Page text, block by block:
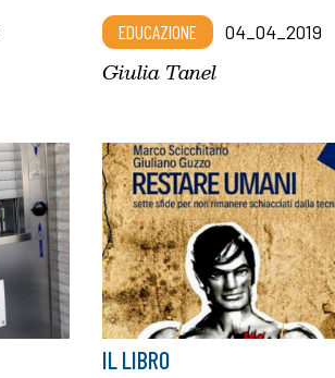
EDUCAZIONE 04_04_2019
Giulia Tanel
IL LIBRO